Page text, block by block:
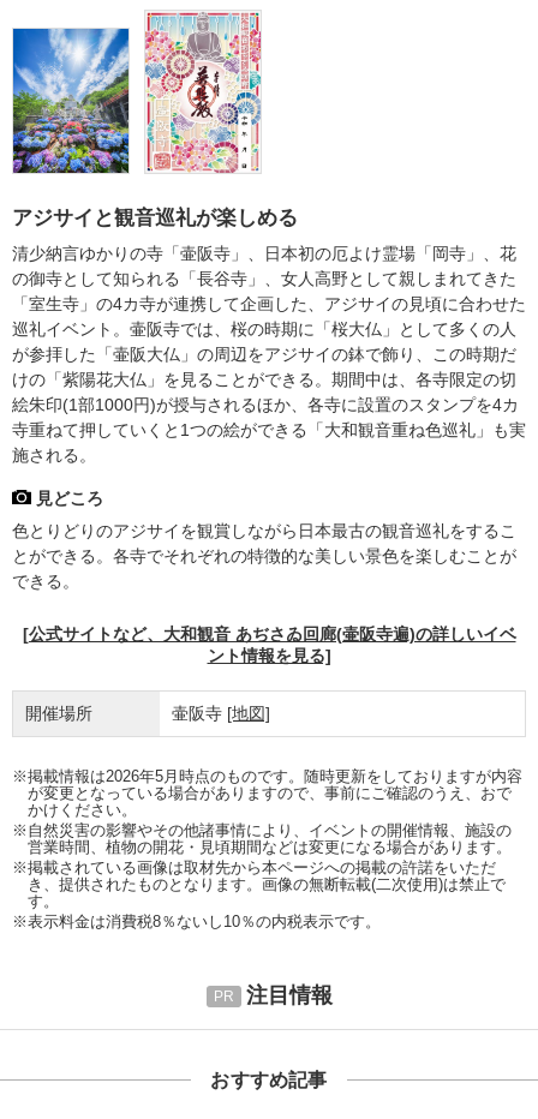
アジサイと観音巡礼が楽しめる
清少納言ゆかりの寺「壷阪寺」、日本初の厄よけ霊場「岡寺」、花
の御寺として知られる「長谷寺」、女人高野として親しまれてきた
「室生寺」の4カ寺が連携して企画した、アジサイの見頃に合わせた
巡礼イベント。壷阪寺では、桜の時期に「桜大仏」として多くの人
が参拝した「壷阪大仏」の周辺をアジサイの鉢で飾り、この時期だ
けの「紫陽花大仏」を見ることができる。期間中は、各寺限定の切
絵朱印(1部1000円)が授与されるほか、各寺に設置のスタンプを4カ
寺重ねて押していくと1つの絵ができる「大和観音重ね色巡礼」も実
施される。
見どころ
色とりどりのアジサイを観賞しながら日本最古の観音巡礼をするこ
とができる。各寺でそれぞれの特徴的な美しい景色を楽しむことが
できる。
[公式サイトなど、大和観音 あぢさゐ回廊(壷阪寺遍)の詳しいイベ
ント情報を見る]
開催場所 壷阪寺 [地図]
※掲載情報は2026年5月時点のものです。随時更新をしておりますが内容
が変更となっている場合がありますので、事前にご確認のうえ、おで
かけください。
※自然災害の影響やその他諸事情により、イベントの開催情報、施設の
営業時間、植物の開花・見頃期間などは変更になる場合があります。
※掲載されている画像は取材先から本ページへの掲載の許諾をいただ
き、提供されたものとなります。画像の無断転載(二次使用)は禁止で
す。
※表示料金は消費税8％ないし10％の内税表示です。
注目情報
おすすめ記事